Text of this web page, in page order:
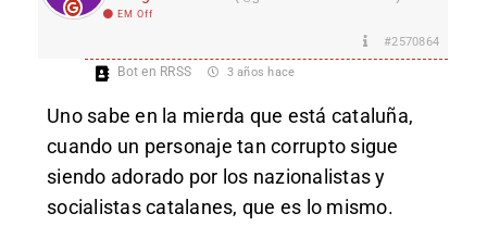
EM Off
#2570864
Bot en RRSS 3 años hace
Uno sabe en la mierda que está cataluña,
cuando un personaje tan corrupto sigue
siendo adorado por los nazionalistas y
socialistas catalanes, que es lo mismo.